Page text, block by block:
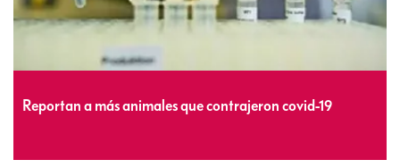
Reportan a más animales que contrajeron covid-19